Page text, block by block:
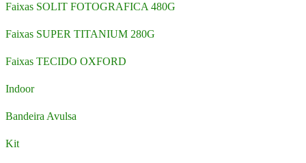
Faixas SOLIT FOTOGRAFICA 480G
Faixas SUPER TITANIUM 280G
Faixas TECIDO OXFORD
Indoor
Bandeira Avulsa
Kit